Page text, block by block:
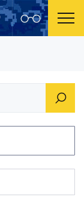
затвердження